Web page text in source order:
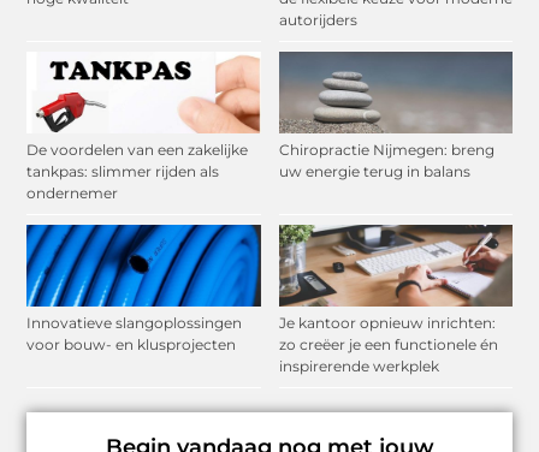
autorijders
De voordelen van een zakelijke
tankpas: slimmer rijden als
ondernemer
Chiropractie Nijmegen: breng
uw energie terug in balans
Innovatieve slangoplossingen
voor bouw- en klusprojecten
Je kantoor opnieuw inrichten:
zo creëer je een functionele én
inspirerende werkplek